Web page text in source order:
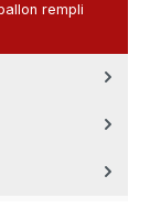
rempli